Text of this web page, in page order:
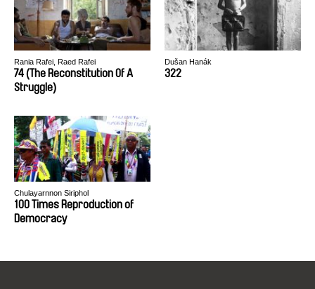
Rania Rafei, Raed Rafei
74 (The Reconstitution Of A
Struggle)
Dušan Hanák
322
Chulayarnnon Siriphol
100 Times Reproduction of
Democracy